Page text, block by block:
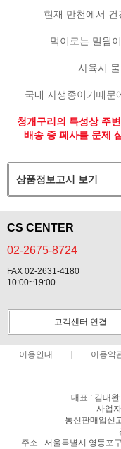
현재 만천에서
먹이로는 밀웜
사육시
국내 자생종이기때문
청개구리의 특성상 주
배송 중 페사를 문제
상품정보고시 보기
CS CENTER
02-2675-8724
FAX 02-2631-4180
10:00~19:00
고객센터 연결
이용안내 이용약
대표 : 김태
사업
통신판매업신
주소 : 서울특별시 영등포